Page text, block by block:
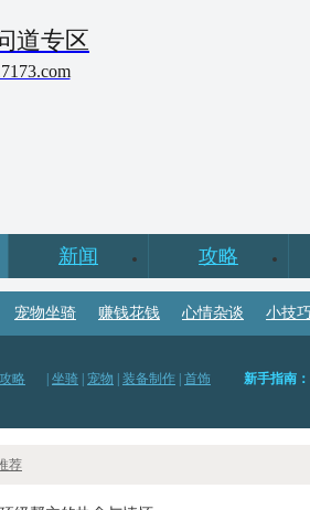
道专区
新闻 攻略
宠物坐骑 赚钱花钱 心情杂谈 小技
略 坐骑 宠物 装备制作 首饰 新手指南：
荐